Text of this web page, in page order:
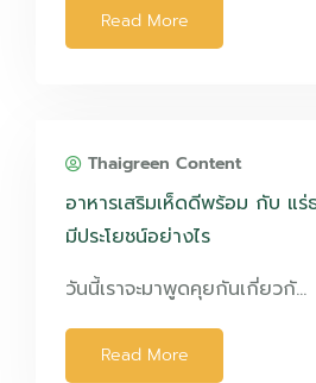
Read More
Thaigreen Content
อาหารเสริมเห็ดดีพร้อม กับ แ
มีประโยชน์อย่างไร
วันนี้เราจะมาพูดคุยกันเกี่ยวกั…
Read More